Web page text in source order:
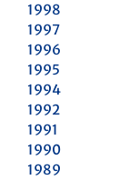
1998
1997
1996
1995
1994
1992
1991
1990
1989